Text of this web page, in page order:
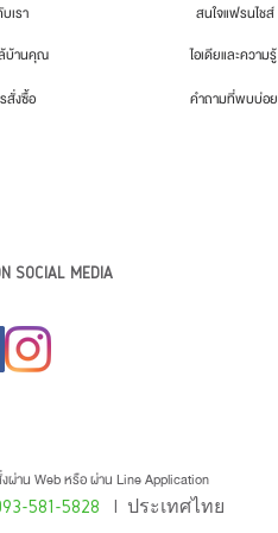
เรา
บ้านคุณ
สั่งซื้อ
สนใจแฟรนไชส์
ไอเดียและความรู้
คำถามที่พบบ่อย
SOCIAL MEDIA
าน Web หรือ ผ่าน Line Application
581-5828 l ประเทศไทย